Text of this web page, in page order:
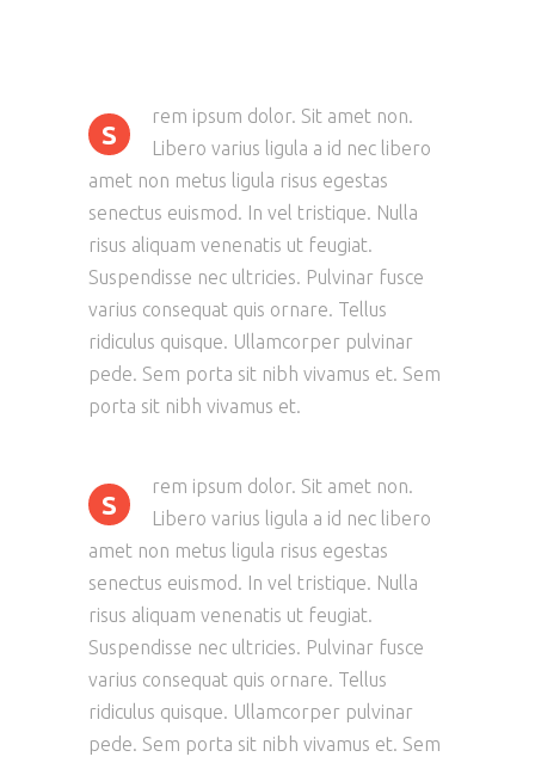
S
rem ipsum dolor. Sit amet non.
Libero varius ligula a id nec libero
amet non metus ligula risus egestas
senectus euismod. In vel tristique. Nulla
risus aliquam venenatis ut feugiat.
Suspendisse nec ultricies. Pulvinar fusce
varius consequat quis ornare. Tellus
ridiculus quisque. Ullamcorper pulvinar
pede. Sem porta sit nibh vivamus et. Sem
porta sit nibh vivamus et.
S
rem ipsum dolor. Sit amet non.
Libero varius ligula a id nec libero
amet non metus ligula risus egestas
senectus euismod. In vel tristique. Nulla
risus aliquam venenatis ut feugiat.
Suspendisse nec ultricies. Pulvinar fusce
varius consequat quis ornare. Tellus
ridiculus quisque. Ullamcorper pulvinar
pede. Sem porta sit nibh vivamus et. Sem